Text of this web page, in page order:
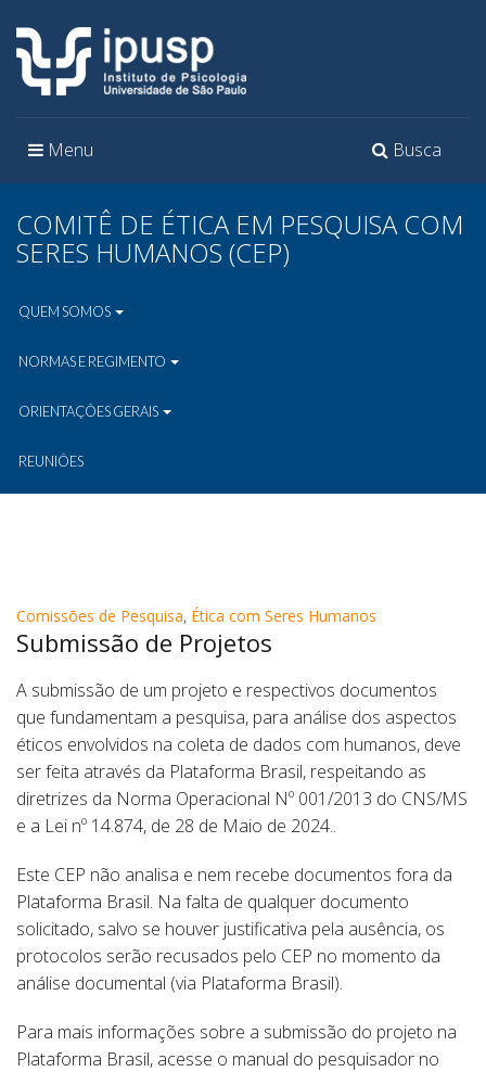
Toggle
Busca
Toggle
Menu
COMITÊ DE ÉTICA EM PESQUISA COM
SERES HUMANOS (CEP)
QUEM SOMOS
NORMAS E REGIMENTO
ORIENTAÇÕES GERAIS
REUNIÕES
Comissões de Pesquisa, Ética com Seres Humanos
Submissão de Projetos
A submissão de um projeto e respectivos documentos
que fundamentam a pesquisa, para análise dos aspectos
éticos envolvidos na coleta de dados com humanos, deve
ser feita através da Plataforma Brasil, respeitando as
diretrizes da Norma Operacional Nº 001/2013 do CNS/MS
e a Lei nº 14.874, de 28 de Maio de 2024..
Este CEP não analisa e nem recebe documentos fora da
Plataforma Brasil. Na falta de qualquer documento
solicitado, salvo se houver justificativa pela ausência, os
protocolos serão recusados pelo CEP no momento da
análise documental (via Plataforma Brasil).
Para mais informações sobre a submissão do projeto na
Plataforma Brasil, acesse o manual do pesquisador no